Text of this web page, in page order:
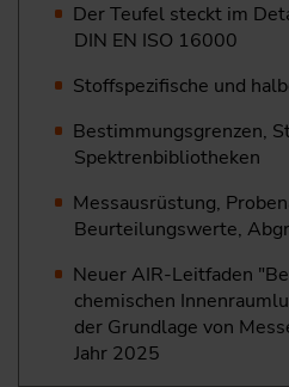
Der Teufel steckt im
DIN EN ISO 16000
Stoffspezifische und
Bestimmungsgrenzen,
Spektrenbibliotheken
Messausrüstung,
Beurteilungswerte,
Neuer AIR-Leitfaden
chemischen
der Grundlage von
Jahr 2025